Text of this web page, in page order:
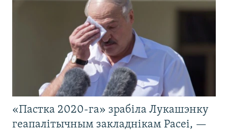
«Пастка 2020-га» зрабіла Лукашэнку
геапалітычным закладнікам Расеі, —